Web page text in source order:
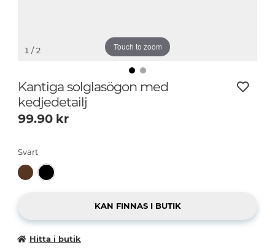
Touch to zoom
1 / 2
Kantiga solglasögon med
kedjedetailj
99.90 kr
Svart
Hitta i butik